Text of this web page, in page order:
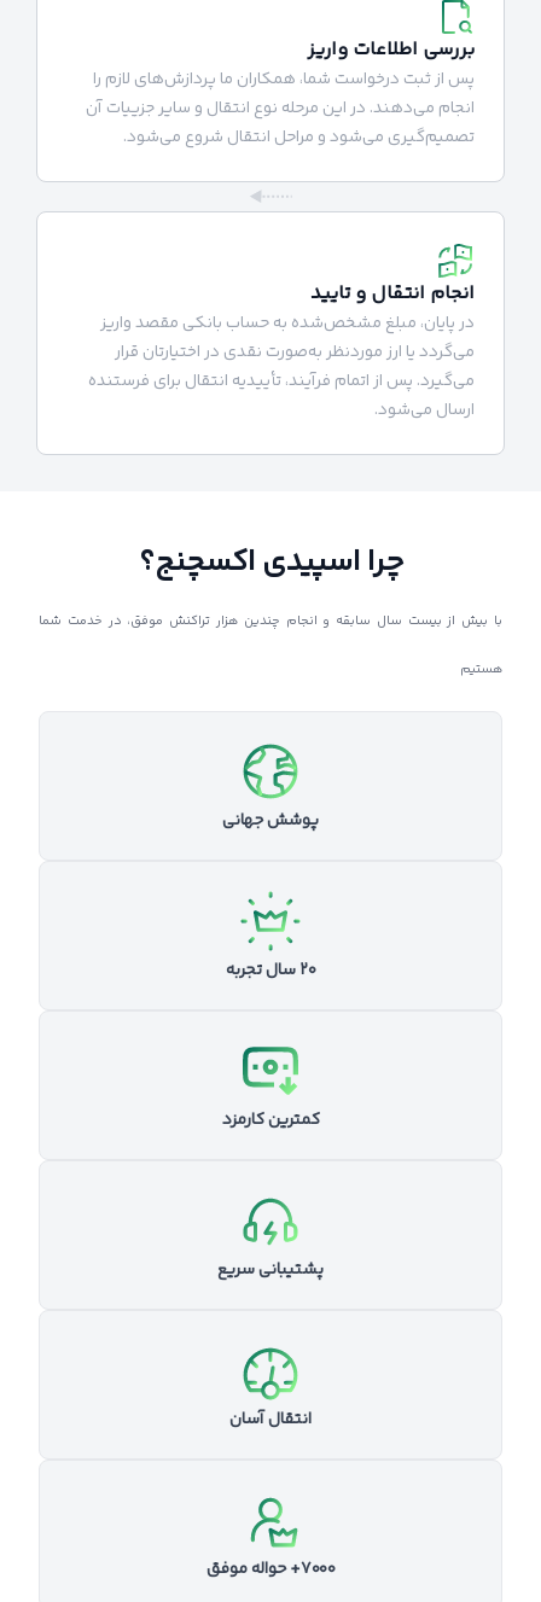
بررسی اطلاعات واریز
پس از ثبت درخواست شما، همکاران ما پردازش‌های لازم را
انجام می‌دهند. در این مرحله نوع انتقال و سایر جزییات آن
تصمیم‌گیری می‌شود و مراحل انتقال شروع می‌شود.
انجام انتقال و تایید
در پایان، مبلغ مشخص‌شده به حساب بانکی مقصد واریز
می‌گردد یا ارز موردنظر به‌صورت نقدی در اختیارتان قرار
می‌گیرد. پس از اتمام فرآیند، تأییدیه انتقال برای فرستنده
ارسال می‌شود.
چرا اسپیدی اکسچنج؟
با بیش از بیست سال سابقه و انجام چندین هزار تراکنش موفق، در خدمت شما
هستیم
پوشش جهانی
۲۰ سال تجربه
کمترین کارمزد
پشتیبانی سریع
انتقال آسان
۷۰۰۰+ حواله موفق